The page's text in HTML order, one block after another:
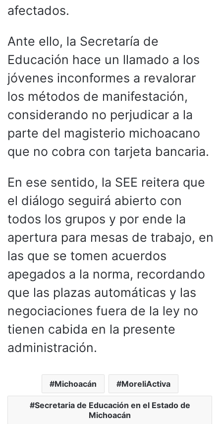
afectados.
Ante ello, la Secretaría de
Educación hace un llamado a los
jóvenes inconformes a revalorar
los métodos de manifestación,
considerando no perjudicar a la
parte del magisterio michoacano
que no cobra con tarjeta bancaria.
En ese sentido, la SEE reitera que
el diálogo seguirá abierto con
todos los grupos y por ende la
apertura para mesas de trabajo, en
las que se tomen acuerdos
apegados a la norma, recordando
que las plazas automáticas y las
negociaciones fuera de la ley no
tienen cabida en la presente
administración.
Michoacán MoreliActiva
Secretaria de Educación en el Estado de
Michoacán